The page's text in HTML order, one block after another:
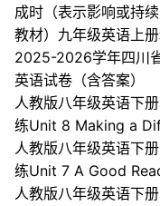
成时（表示影响或持
教材）九年级英语上
2025-2026学年四川
英语试卷（含答案）
人教版八年级英语下
练Unit 8 Making a
人教版八年级英语下
练Unit 7 A Good
人教版八年级英语下